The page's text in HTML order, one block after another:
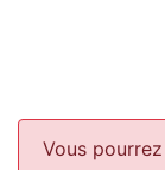
Vous